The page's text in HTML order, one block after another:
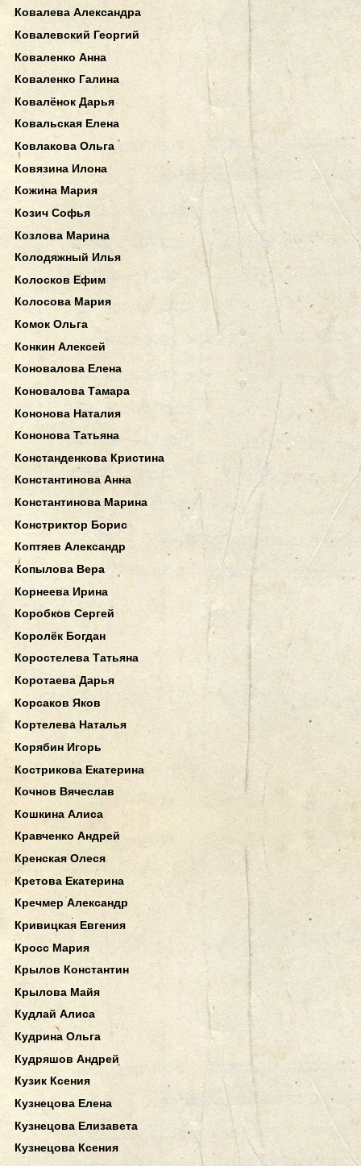
Ковалева Александра
Ковалевский Георгий
Коваленко Анна
Коваленко Галина
Ковалёнок Дарья
Ковальская Елена
Ковлакова Ольга
Ковязина Илона
Кожина Мария
Козич Софья
Козлова Марина
Колодяжный Илья
Колосков Ефим
Колосова Мария
Комок Ольга
Конкин Алексей
Коновалова Елена
Коновалова Тамара
Кононова Наталия
Кононова Татьяна
Констанденкова Кристина
Константинова Анна
Константинова Марина
Констриктор Борис
Коптяев Александр
Копылова Вера
Корнеева Ирина
Коробков Сергей
Королёк Богдан
Коростелева Татьяна
Коротаева Дарья
Корсаков Яков
Кортелева Наталья
Корябин Игорь
Кострикова Екатерина
Кочнов Вячеслав
Кошкина Алиса
Кравченко Андрей
Кренская Олеся
Кретова Екатерина
Кречмер Александр
Кривицкая Евгения
Кросс Мария
Крылов Константин
Крылова Майя
Кудлай Алиса
Кудрина Ольга
Кудряшов Андрей
Кузик Ксения
Кузнецова Елена
Кузнецова Елизавета
Кузнецова Ксения